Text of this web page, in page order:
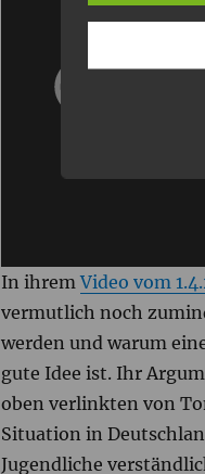
In ihremVideo vom
vermutlich noch
werden und warum
gute Idee ist. Ihr
oben verlinkten von
Situation in
Jugendliche